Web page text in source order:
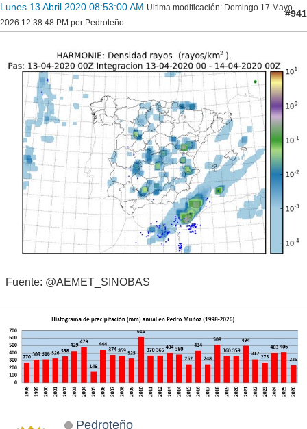
Lunes 13 Abril 2020 08:53:00 AM Ultima modificación: Domingo 17 Mayo
2026 12:38:48 PM por Pedroteño
#941
Fuente: @AEMET_SINOBAS
Pedroteño